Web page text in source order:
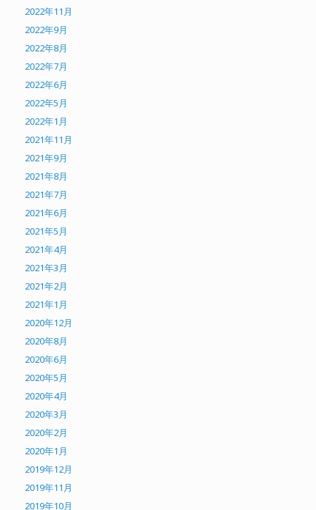
2022年11月
2022年9月
2022年8月
2022年7月
2022年6月
2022年5月
2022年1月
2021年11月
2021年9月
2021年8月
2021年7月
2021年6月
2021年5月
2021年4月
2021年3月
2021年2月
2021年1月
2020年12月
2020年8月
2020年6月
2020年5月
2020年4月
2020年3月
2020年2月
2020年1月
2019年12月
2019年11月
2019年10月